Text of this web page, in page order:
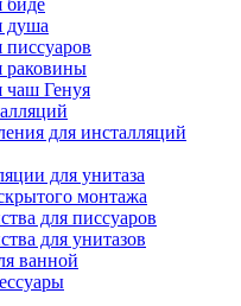
биде
душа
раковины
чаш Генуя
для инсталляций
для унитаза
монтажа
для писсуаров
для унитазов
ванной